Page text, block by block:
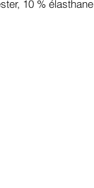
10 % élasthane